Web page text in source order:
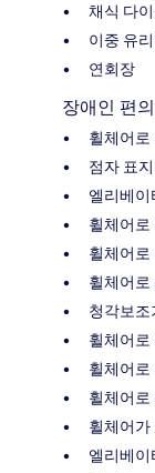
채식 다
이중 유
연회장
장애인 편
휠체어로
점자 표지
엘리베이
휠체어로
휠체어로
휠체어로
청각보조
휠체어로
휠체어로
휠체어로
휠체어가
엘리베이